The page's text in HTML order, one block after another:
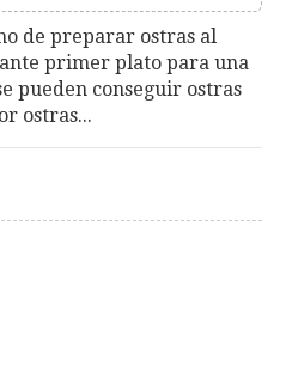
de preparar ostras al
primer plato para una
pueden conseguir ostras
ostras...